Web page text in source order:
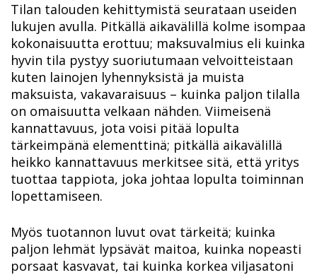
Tilan talouden kehittymistä seurataan useiden
lukujen avulla. Pitkällä aikavälillä kolme isompaa
kokonaisuutta erottuu; maksuvalmius eli kuinka
hyvin tila pystyy suoriutumaan velvoitteistaan
kuten lainojen lyhennyksistä ja muista
maksuista, vakavaraisuus – kuinka paljon tilalla
on omaisuutta velkaan nähden. Viimeisenä
kannattavuus, jota voisi pitää lopulta
tärkeimpänä elementtinä; pitkällä aikavälillä
heikko kannattavuus merkitsee sitä, että yritys
tuottaa tappiota, joka johtaa lopulta toiminnan
lopettamiseen.
Myös tuotannon luvut ovat tärkeitä; kuinka
paljon lehmät lypsävät maitoa, kuinka nopeasti
porsaat kasvavat, tai kuinka korkea viljasatoni